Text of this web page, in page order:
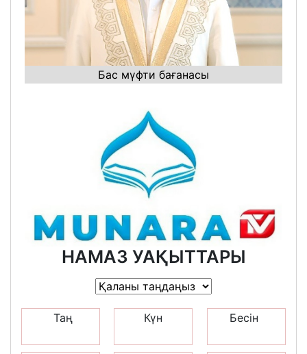
Бас мүфти бағанасы
НАМАЗ УАҚЫТТАРЫ
Таң Күн Бесін